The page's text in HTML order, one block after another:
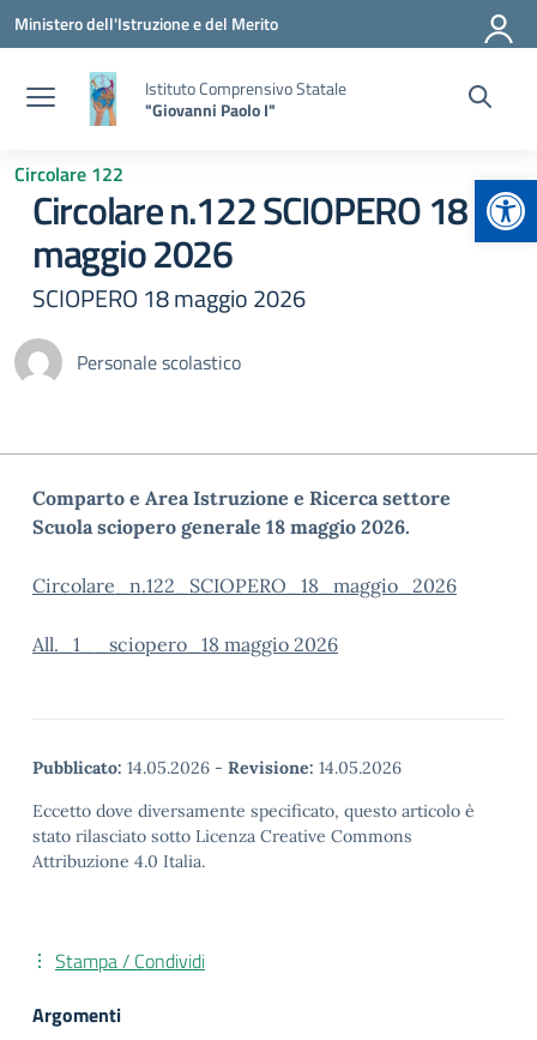
Vai ai contenuti
Vai al menu di navigazione
Vai al footer
Ministero dell'Istruzione e del Merito
Istituto Comprensivo Statale
"Giovanni Paolo I"
Circolare 122
Circolare n.122 SCIOPERO 18
maggio 2026
SCIOPERO 18 maggio 2026
Personale scolastico
Comparto e Area Istruzione e Ricerca settore
Scuola sciopero generale 18 maggio 2026.
Circolare_n.122_SCIOPERO_18_maggio_2026
All._1__sciopero_18 maggio 2026
Pubblicato: 14.05.2026 - Revisione: 14.05.2026
Eccetto dove diversamente specificato, questo articolo è
stato rilasciato sotto Licenza Creative Commons
Attribuzione 4.0 Italia.
Stampa / Condividi
Argomenti